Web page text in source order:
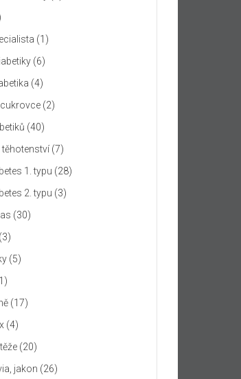
(1)
(6)
(4)
(2)
(40)
těhotenství (7)
1. typu (28)
2. typu (3)
(30)
(3)
(5)
(17)
(4)
(20)
jakon (26)